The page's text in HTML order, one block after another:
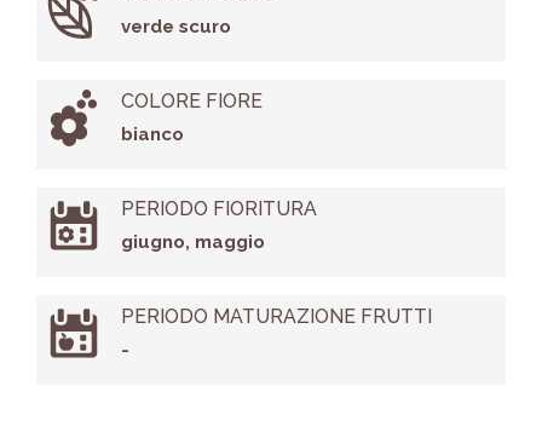
verde scuro
COLORE FIORE
bianco
PERIODO FIORITURA
giugno, maggio
PERIODO MATURAZIONE FRUTTI
-